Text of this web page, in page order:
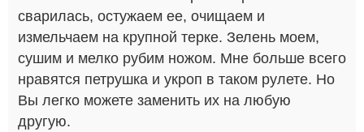
сварилась, остужаем ее, очищаем и
измельчаем на крупной терке. Зелень моем,
сушим и мелко рубим ножом. Мне больше всего
нравятся петрушка и укроп в таком рулете. Но
Вы легко можете заменить их на любую
другую.